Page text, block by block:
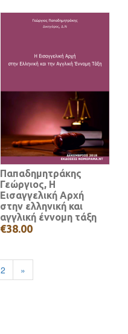
Παπαδημητράκης
Γεώργιος, Η
Εισαγγελική Αρχή
στην ελληνική και
αγγλική έννομη τάξη
€38.00
2 »